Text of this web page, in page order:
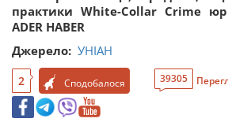
практики White-Collar Сrime
ADER HABER
Джерело: УНІАН
2 Сподобалося 39305